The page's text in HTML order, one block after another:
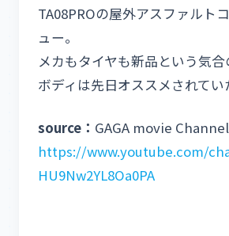
TA08PROの屋外アスファルト
ュー。
メカもタイヤも新品という気合
ボディは先日オススメされてい
source： GAGA movie Channel
https://www.youtube.com/
HU9Nw2YL8Oa0PA